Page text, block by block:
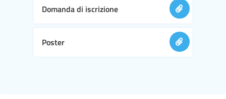
Domanda di iscrizione
Poster